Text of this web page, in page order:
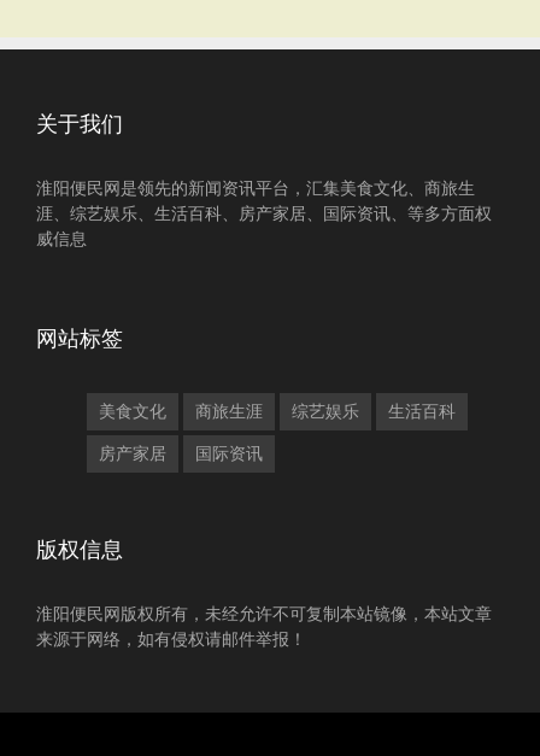
关于我们
淮阳便民网是领先的新闻资讯平台，汇集美食文化、商旅生
涯、综艺娱乐、生活百科、房产家居、国际资讯、等多方面权
威信息
网站标签
美食文化 商旅生涯 综艺娱乐 生活百科
房产家居 国际资讯
版权信息
淮阳便民网版权所有，未经允许不可复制本站镜像，本站文章
来源于网络，如有侵权请邮件举报！